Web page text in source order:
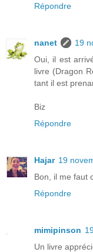
Répondre
nanet
19
Oui, il est
livre (Dragon
tant il est
Biz
Répondre
Hajar 19
Bon, il me faut
Répondre
mimipinson
Un livre